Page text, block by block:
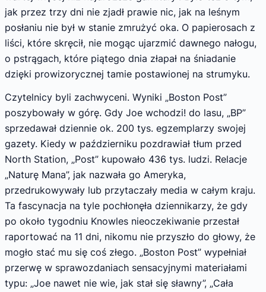
jak przez trzy dni nie zjadł prawie nic, jak na leśnym
posłaniu nie był w stanie zmrużyć oka. O papierosach z
liści, które skręcił, nie mogąc ujarzmić dawnego nałogu,
o pstrągach, które piątego dnia złapał na śnia­danie
dzięki prowizorycznej tamie postawionej na strumyku.
Czytelnicy byli zachwyceni. Wyniki „Boston Post”
poszybowały w górę. Gdy Joe wchodzi! do lasu, „BP”
sprzedawał dziennie ok. 200 tys. egzemplarzy swojej
gazety. Kiedy w październiku pozdrawiał tłum przed
North Station, „Post” kupowało 436 tys. ludzi. Rela­cje
„Naturę Mana”, jak nazwała go Ameryka,
przedrukowywały lub przytaczały media w ca­łym kraju.
Ta fascynacja na tyle pochłonęła dziennikarzy, że gdy
po około tygodniu Know­les nieoczekiwanie przestał
raportować na 11 dni, nikomu nie przyszło do głowy, że
mogło stać mu się coś złego. „Boston Post” wypeł­niał
przerwę w sprawozdaniach sensacyjnymi materiałami
typu: „Joe nawet nie wie, jak stał się sławny”, „Cała